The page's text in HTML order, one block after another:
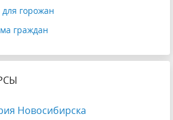
горожан
граждан
Новосибирска